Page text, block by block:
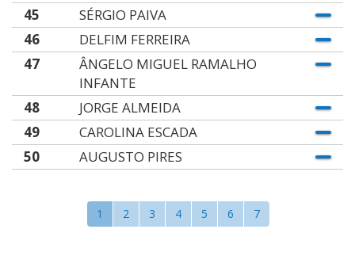
45
SÉRGIO PAIVA
46
DELFIM FERREIRA
47
ÂNGELO MIGUEL RAMALHO
INFANTE
48
JORGE ALMEIDA
49
CAROLINA ESCADA
50
AUGUSTO PIRES
1 2 3 4 5 6 7